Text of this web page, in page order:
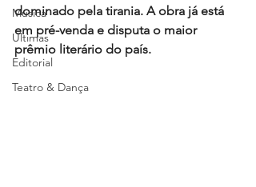
Música
Últimas
Editorial
Teatro & Dança
dominado pela tirania. A obra já está
em pré-venda e disputa o maior
prêmio literário do país.